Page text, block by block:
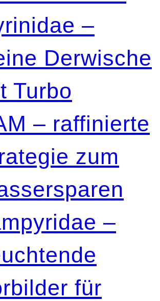
–
Derwische
Turbo
– raffinierte
zum
–
für